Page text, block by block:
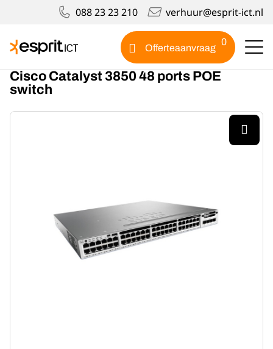
088 23 23 210 verhuur@esprit-ict.nl
Offerteaanvraag
0
Producten
Cisco Catalyst 3850 48 ports POE switch
Cisco Catalyst 3850 48 ports POE
switch